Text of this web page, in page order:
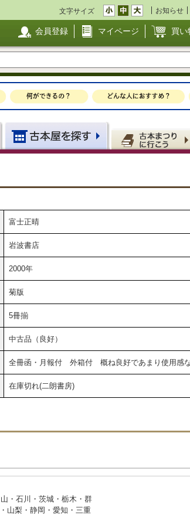
文字サイズ お知らせ
会員登録 マイページ 買い
富士正晴
岩波書店
2000年
菊版
5冊揃
中古品（良好）
全冊函・月報付 外箱付 概ね良好であまり使用感
在庫切れ(二朗書房)
・石川・茨城・栃木・群
・静岡・愛知・三重